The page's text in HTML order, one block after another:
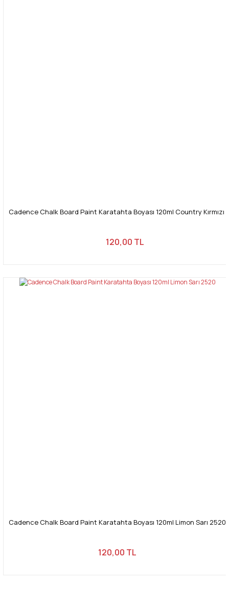
Cadence Chalk Board Paint Karatahta Boyası 120ml Country Kırmızı
120,00 TL
Cadence Chalk Board Paint Karatahta Boyası 120ml Limon Sarı 2520
120,00 TL